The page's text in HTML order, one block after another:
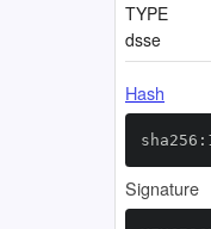
TYPE
dsse
Hash
Signature